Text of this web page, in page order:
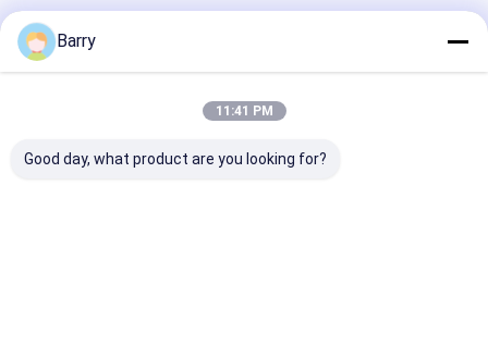
अनुशंसित उत्पाद
Barry
11:41 PM
Good day, what product are you looking for?